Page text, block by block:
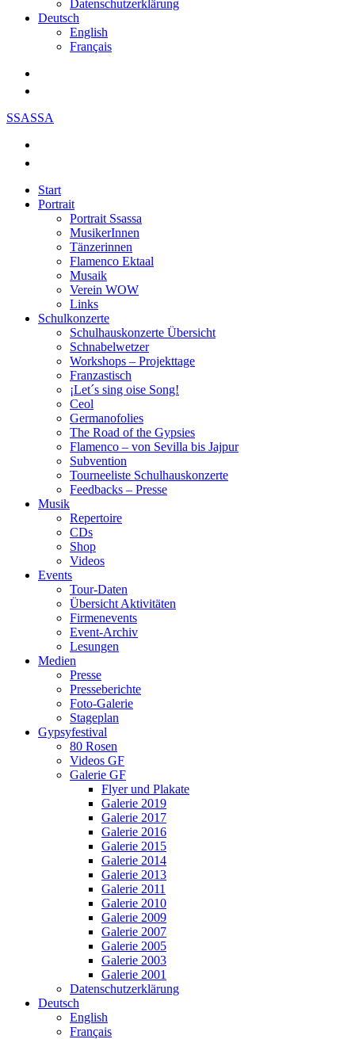
Datenschutzerklärung
Deutsch
English
Français
SSASSA
Start
Portrait
Portrait Ssassa
MusikerInnen
Tänzerinnen
Flamenco Ektaal
Musaik
Verein WOW
Links
Schulkonzerte
Schulhauskonzerte Übersicht
Schnabelwetzer
Workshops – Projekttage
Franzastisch
¡Let´s sing oise Song!
Ceol
Germanofolies
The Road of the Gypsies
Flamenco – von Sevilla bis Jajpur
Subvention
Tourneeliste Schulhauskonzerte
Feedbacks – Presse
Musik
Repertoire
CDs
Shop
Videos
Events
Tour-Daten
Übersicht Aktivitäten
Firmenevents
Event-Archiv
Lesungen
Medien
Presse
Presseberichte
Foto-Galerie
Stageplan
Gypsyfestival
80 Rosen
Videos GF
Galerie GF
Flyer und Plakate
Galerie 2019
Galerie 2017
Galerie 2016
Galerie 2015
Galerie 2014
Galerie 2013
Galerie 2011
Galerie 2010
Galerie 2009
Galerie 2007
Galerie 2005
Galerie 2003
Galerie 2001
Datenschutzerklärung
Deutsch
English
Français